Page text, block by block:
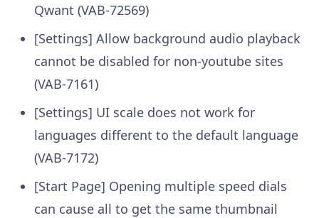
Qwant (VAB-72569)
[Settings] Allow background audio playback
cannot be disabled for non-youtube sites
(VAB-7161)
[Settings] UI scale does not work for
languages different to the default language
(VAB-7172)
[Start Page] Opening multiple speed dials
can cause all to get the same thumbnail